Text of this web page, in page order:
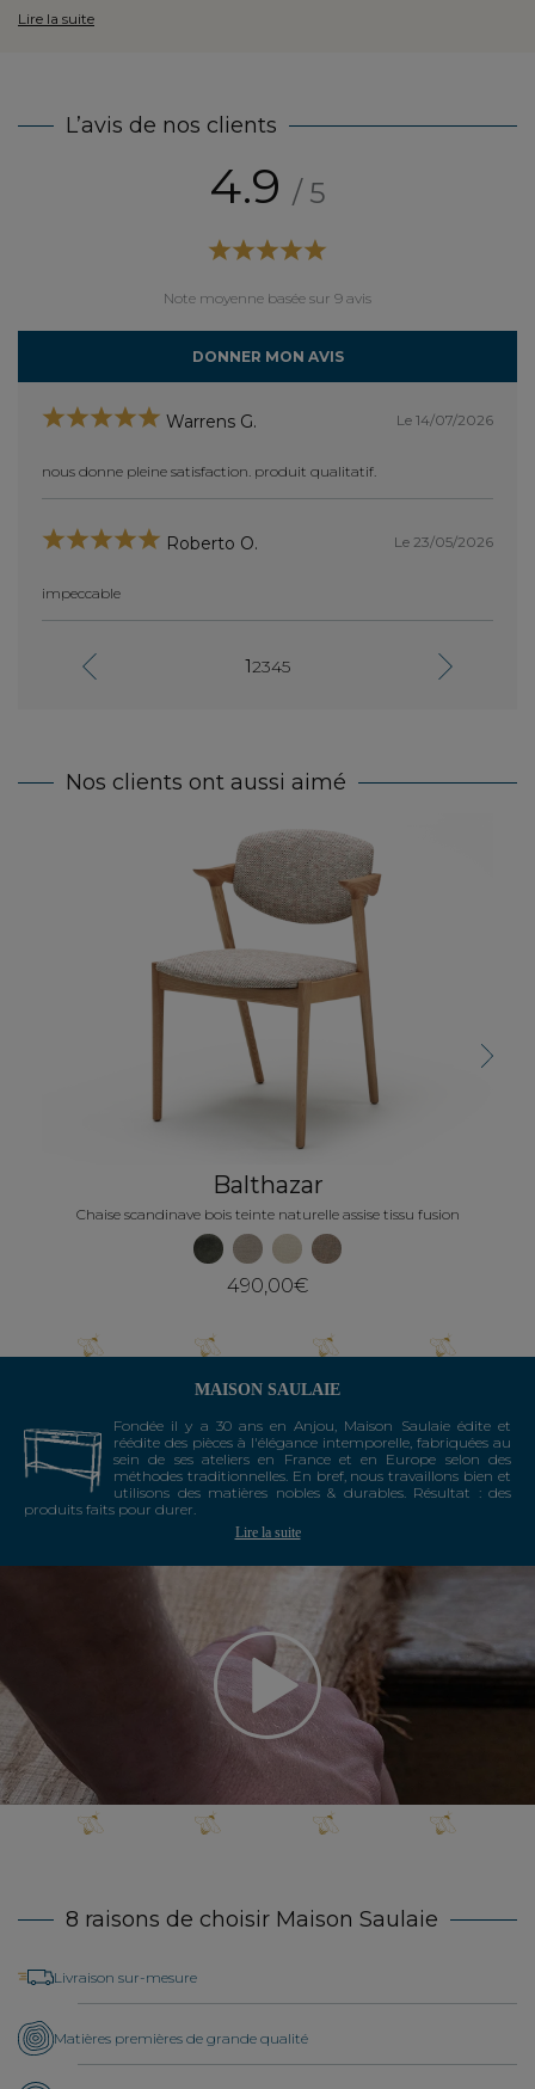
Lire la suite
L’avis de nos clients
4.9 / 5
Note moyenne basée sur 9 avis
DONNER MON AVIS
Warrens G. Le 14/07/2026
nous donne pleine satisfaction. produit qualitatif.
Roberto O. Le 23/05/2026
impeccable
12345
Nos clients ont aussi aimé
Balthazar
Chaise scandinave bois teinte naturelle assise tissu fusion
490,00€
Next
MAISON SAULAIE
Fondée il y a 30 ans en Anjou, Maison Saulaie édite et
réédite des pièces à l'élégance intemporelle, fabriquées au
sein de ses ateliers en France et en Europe selon des
méthodes traditionnelles. En bref, nous travaillons bien et
utilisons des matières nobles & durables. Résultat : des
produits faits pour durer.
Lire la suite
8 raisons de choisir Maison Saulaie
Livraison sur-mesure
Matières premières de grande qualité